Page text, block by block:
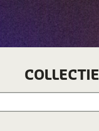
COLLECTIE